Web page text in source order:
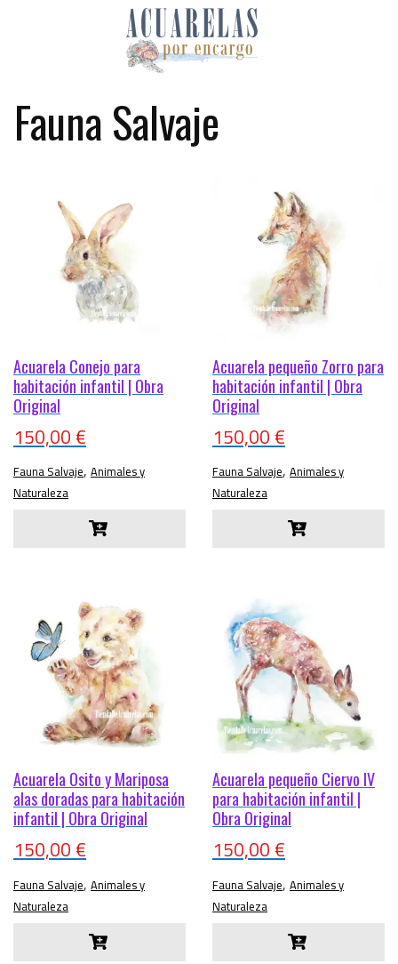
Fauna Salvaje
Acuarela Conejo para
habitación infantil | Obra
Original
150,00€
Fauna Salvaje, Animales y
Naturaleza
Acuarela pequeño Zorro para
habitación infantil | Obra
Original
150,00€
Fauna Salvaje, Animales y
Naturaleza
Acuarela Osito y Mariposa
alas doradas para habitación
infantil | Obra Original
150,00€
Fauna Salvaje, Animales y
Naturaleza
Acuarela pequeño Ciervo IV
para habitación infantil |
Obra Original
150,00€
Fauna Salvaje, Animales y
Naturaleza